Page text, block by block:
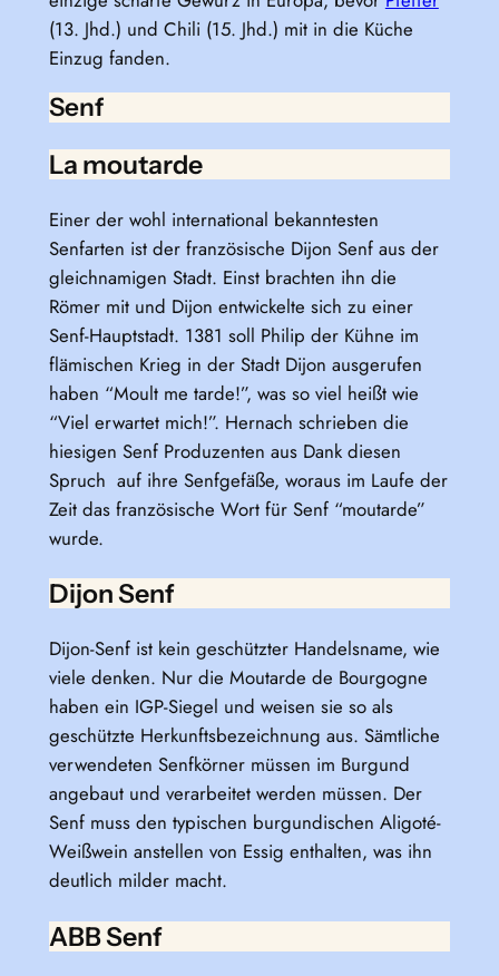
(13. Jhd.) und Chili (15. Jhd.) mit in die Küche
Einzug fanden.
Senf
La moutarde
Einer der wohl international bekanntesten
Senfarten ist der französische Dijon Senf aus der
gleichnamigen Stadt. Einst brachten ihn die
Römer mit und Dijon entwickelte sich zu einer
Senf-Hauptstadt. 1381 soll Philip der Kühne im
flämischen Krieg in der Stadt Dijon ausgerufen
haben “Moult me tarde!”, was so viel heißt wie
“Viel erwartet mich!”. Hernach schrieben die
hiesigen Senf Produzenten aus Dank diesen
Spruch auf ihre Senfgefäße, woraus im Laufe der
Zeit das französische Wort für Senf “moutarde”
wurde.
Dijon Senf
Dijon-Senf ist kein geschützter Handelsname, wie
viele denken. Nur die Moutarde de Bourgogne
haben ein IGP-Siegel und weisen sie so als
geschützte Herkunftsbezeichnung aus. Sämtliche
verwendeten Senfkörner müssen im Burgund
angebaut und verarbeitet werden müssen. Der
Senf muss den typischen burgundischen Aligoté-
Weißwein anstellen von Essig enthalten, was ihn
deutlich milder macht.
ABB Senf